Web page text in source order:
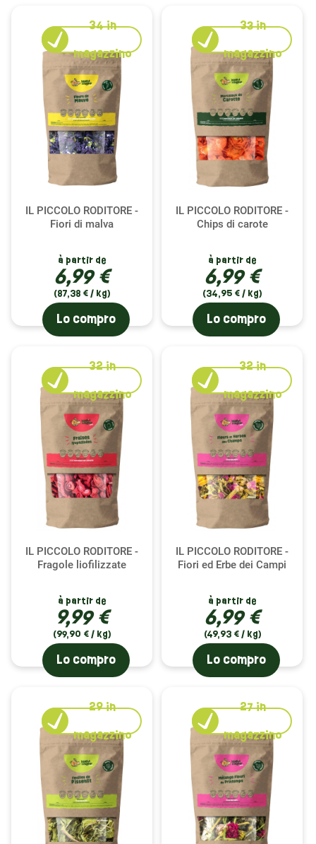
IL PICCOLO RODITORE -
Fiori di malva
à partir de
6,99 €
(87,38 € / kg)
34in
magazzino
Lo compro
IL PICCOLO RODITORE -
Chips di carote
à partir de
6,99 €
(34,95 € / kg)
33in
magazzino
Lo compro
IL PICCOLO RODITORE -
Fragole liofilizzate
à partir de
9,99 €
(99,90 € / kg)
32in
magazzino
Lo compro
IL PICCOLO RODITORE -
Fiori ed Erbe dei Campi
à partir de
6,99 €
(49,93 € / kg)
32in
magazzino
Lo compro
29in
magazzino
27in
magazzino